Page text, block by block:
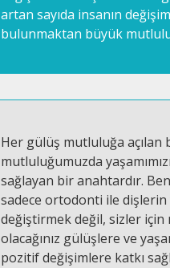
artan sayıda insanın
bulunmaktan büyük
Her gülüş mutluluğa açılan
mutluluğumuzda
sağlayan bir anahtardır.
sadece ortodonti ile
değiştirmek değil, sizler için
olacağınız gülüşlere ve
pozitif değişimlere katkı